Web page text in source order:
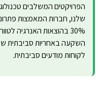
הפרויקטים המשלבים
שלנו, חברות המאמצות
30% בהוצאות האנרגיה
השקעה באחריות סביבתית
לקוחות מודעים סביבתית.